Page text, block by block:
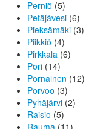
Perniö (5)
Petäjävesi (6)
Pieksämäki (3)
Piikkiö (4)
Pirkkala (6)
Pori (14)
Pornainen (12)
Porvoo (3)
Pyhäjärvi (2)
Raisio (5)